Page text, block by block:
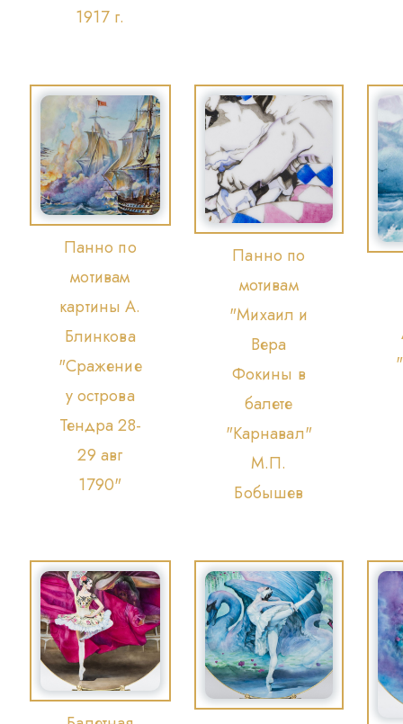
1917 г.
Панно по
мотивам
картины А.
Блинкова
"Сражение
у острова
Тендра 28-
29 авг
1790"
Панно по
мотивам
"Михаил и
Вера
Фокины в
балете
"Карнавал"
М.П.
Бобышев